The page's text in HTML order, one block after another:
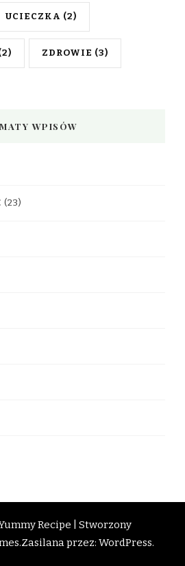
UCIECZKA (2)
ZDROWIE (3)
WPISÓW
(23)
Recipe | Stworzony
.Zasilana przez: WordPress.